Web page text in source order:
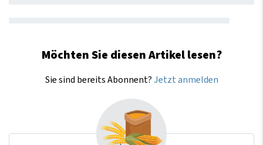
Möchten Sie diesen Artikel lesen?
Sie sind bereits Abonnent?Jetzt anmelden